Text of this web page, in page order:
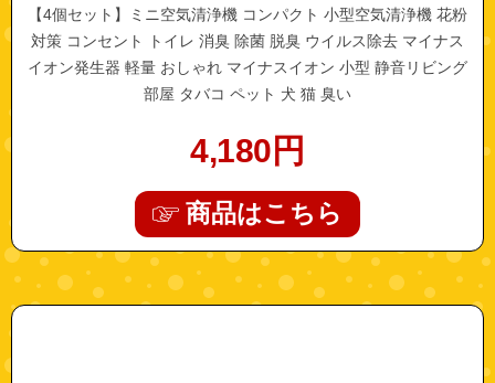
【4個セット】ミニ空気清浄機 コンパクト 小型空気清浄機 花粉
対策 コンセント トイレ 消臭 除菌 脱臭 ウイルス除去 マイナス
イオン発生器 軽量 おしゃれ マイナスイオン 小型 静音リビング
部屋 タバコ ペット 犬 猫 臭い
4,180 円
商品はこちら
"a0601"